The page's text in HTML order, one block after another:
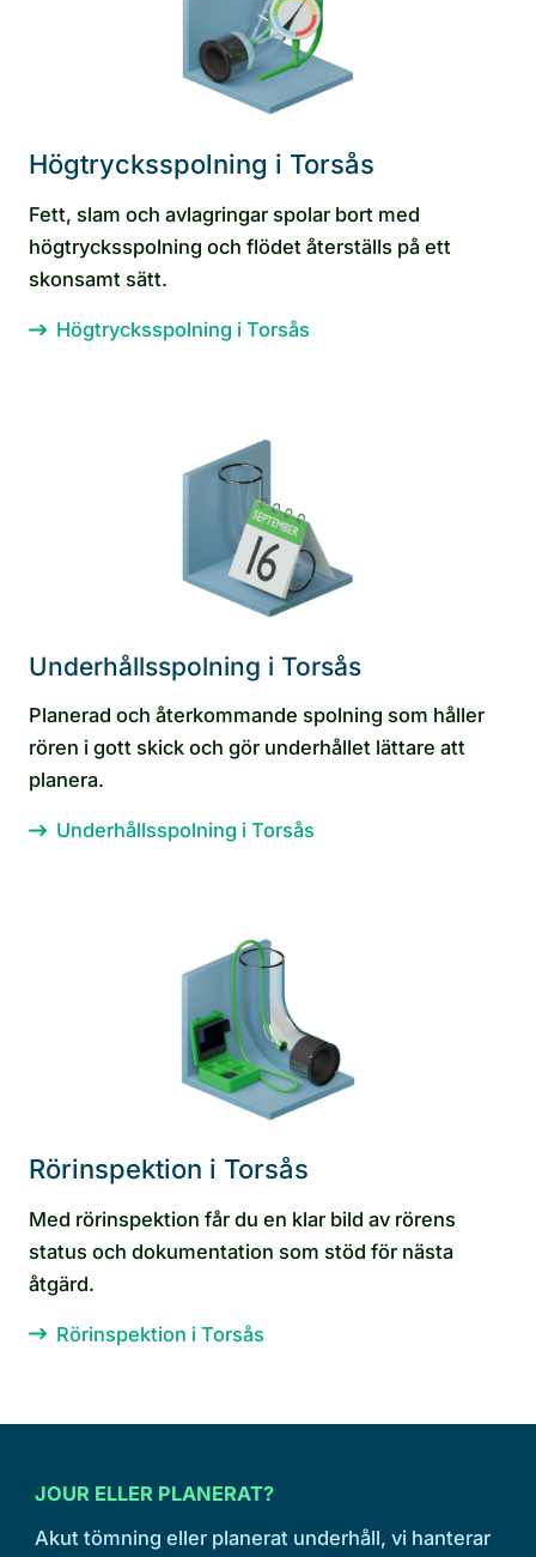
Högtrycksspolning i Torsås
Fett, slam och avlagringar spolar bort med
högtrycksspolning och flödet återställs på ett
skonsamt sätt.
Högtrycksspolning i Torsås
Underhållsspolning i Torsås
Planerad och återkommande spolning som håller
rören i gott skick och gör underhållet lättare att
planera.
Underhållsspolning i Torsås
Rörinspektion i Torsås
Med rörinspektion får du en klar bild av rörens
status och dokumentation som stöd för nästa
åtgärd.
Rörinspektion i Torsås
JOUR ELLER PLANERAT?
Akut tömning eller planerat underhåll, vi hanterar